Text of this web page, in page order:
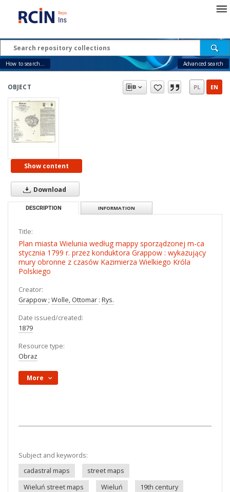
How to search... Advanced search
OBJECT PL EN
Show content
Download
DESCRIPTION INFORMATION
Title:
Plan miasta Wielunia według mappy sporządzonej m-ca
stycznia 1799 r. przez konduktora Grappow : wykazujący
mury obronne z czasów Kazimierza Wielkiego Króla
Polskiego
Creator:
Grappow ; Wolle, Ottomar : Rys.
Date issued/created:
1879
Resource type:
Obraz
More
Subject and keywords:
cadastral maps
street maps
Wieluń street maps
Wieluń 19th century